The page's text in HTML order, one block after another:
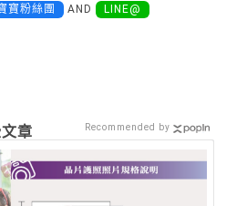
寶粉絲團 AND LINE@
章 Recommended by